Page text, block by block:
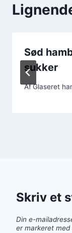
Sød
sukker
AfGlaseret
Skriv et
Din e-
er markeret med